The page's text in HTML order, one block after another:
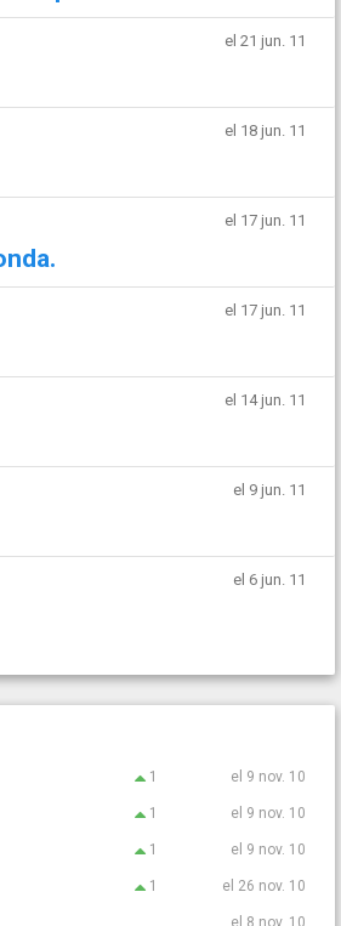
el 21 jun. 11
el 18 jun. 11
el 17 jun. 11
el 17 jun. 11
el 14 jun. 11
el 9 jun. 11
el 6 jun. 11
1 el 9 nov. 10
1 el 9 nov. 10
1 el 9 nov. 10
1 el 26 nov. 10
el 8 nov. 10